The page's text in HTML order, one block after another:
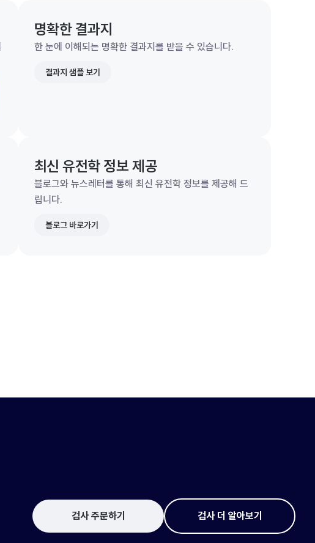
명확한 결과지
한 눈에 이해되는 명확한 결과지를 받을 수 있습니다.
결과지 샘플 보기
최신 유전학 정보 제공
블로그와 뉴스레터를 통해 최신 유전학 정보를 제공해 드
립니다.
블로그 바로가기
검사 주문하기 검사 더 알아보기